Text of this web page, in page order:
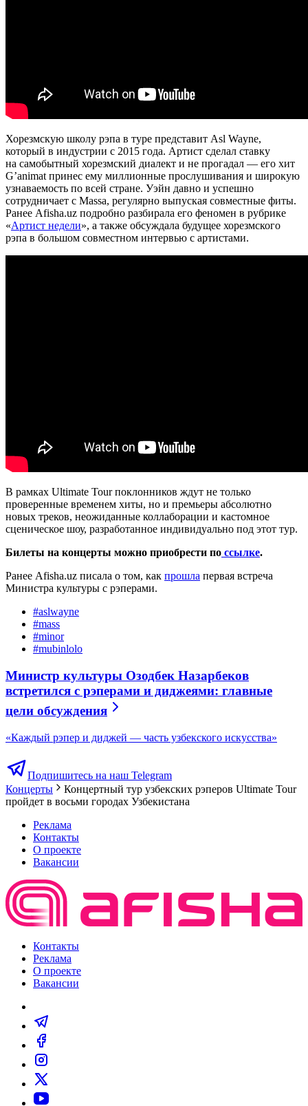
Хорезмскую школу рэпа в туре представит Asl Wayne,
который в индустрии с 2015 года. Артист сделал ставку
на самобытный хорезмский диалект и не прогадал — его хит
G’animat принес ему миллионные прослушивания и широкую
узнаваемость по всей стране. Уэйн давно и успешно
сотрудничает с Massa, регулярно выпуская совместные фиты.
Ранее Afisha.uz подробно разбирала его феномен в рубрике
«Артист недели», а также обсуждала будущее хорезмского
рэпа в большом совместном интервью с артистами.
В рамках Ultimate Tour поклонников ждут не только
проверенные временем хиты, но и премьеры абсолютно
новых треков, неожиданные коллаборации и кастомное
сценическое шоу, разработанное индивидуально под этот тур.
Билеты на концерты можно приобрести по ссылке.
Ранее Afisha.uz писала о том, как прошла первая встреча
Министра культуры с рэперами.
#aslwayne
#mass
#minor
#mubinlolo
Министр культуры Озодбек Назарбеков
встретился с рэперами и диджеями: главные
цели обсуждения
«Каждый рэпер и диджей — часть узбекского искусства»
Подпишитесь на наш Telegram
Концерты
Концертный тур узбекских рэперов Ultimate Tour
пройдет в восьми городах Узбекистана
Реклама
Контакты
О проекте
Вакансии
Контакты
Реклама
О проекте
Вакансии